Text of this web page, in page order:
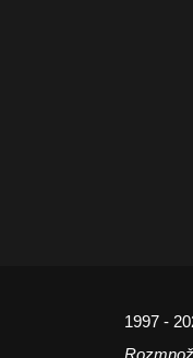
1997 -